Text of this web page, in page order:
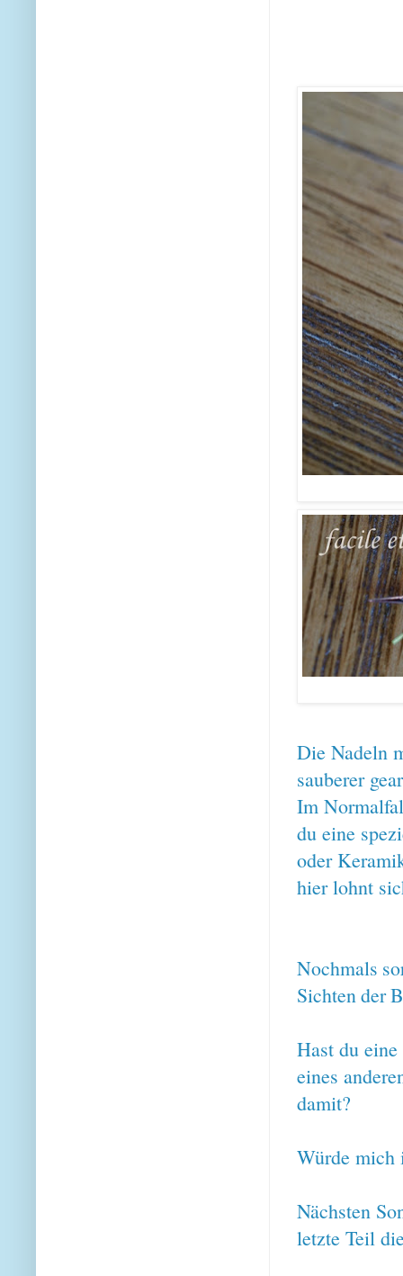
Die Nadeln
sauberer
Im
du eine
oder
hier lohnt
Nochmals
Sichten der
Hast du
eines
damit?
Würde mich
Nächsten
letzte Teil